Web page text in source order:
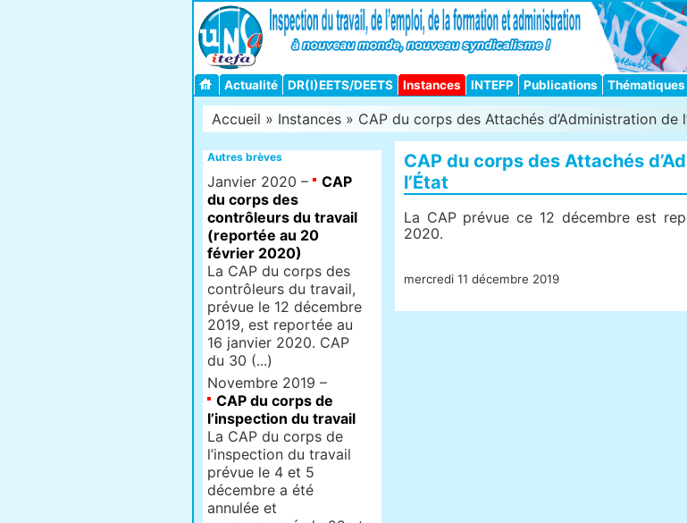
Actualité DR(I)EETS/DEETS Instances INTEFP Publications Thématiques
Accueil » Instances » CAP du corps des Attachés d’Administration de
CAP du corps des Attachés
l’État
La CAP prévue ce 12 décembre est
2020.
mercredi 11 décembre 2019
Autres brèves
Janvier 2020 –
CAP
du corps des
contrôleurs du travail
(reportée au 20
février 2020)
La CAP du corps des
contrôleurs du travail,
prévue le 12 décembre
2019, est reportée au
16 janvier 2020. CAP
du 30 (...)
Novembre 2019 –
CAP du corps de
l’inspection du travail
La CAP du corps de
l’inspection du travail
prévue le 4 et 5
décembre a été
annulée et